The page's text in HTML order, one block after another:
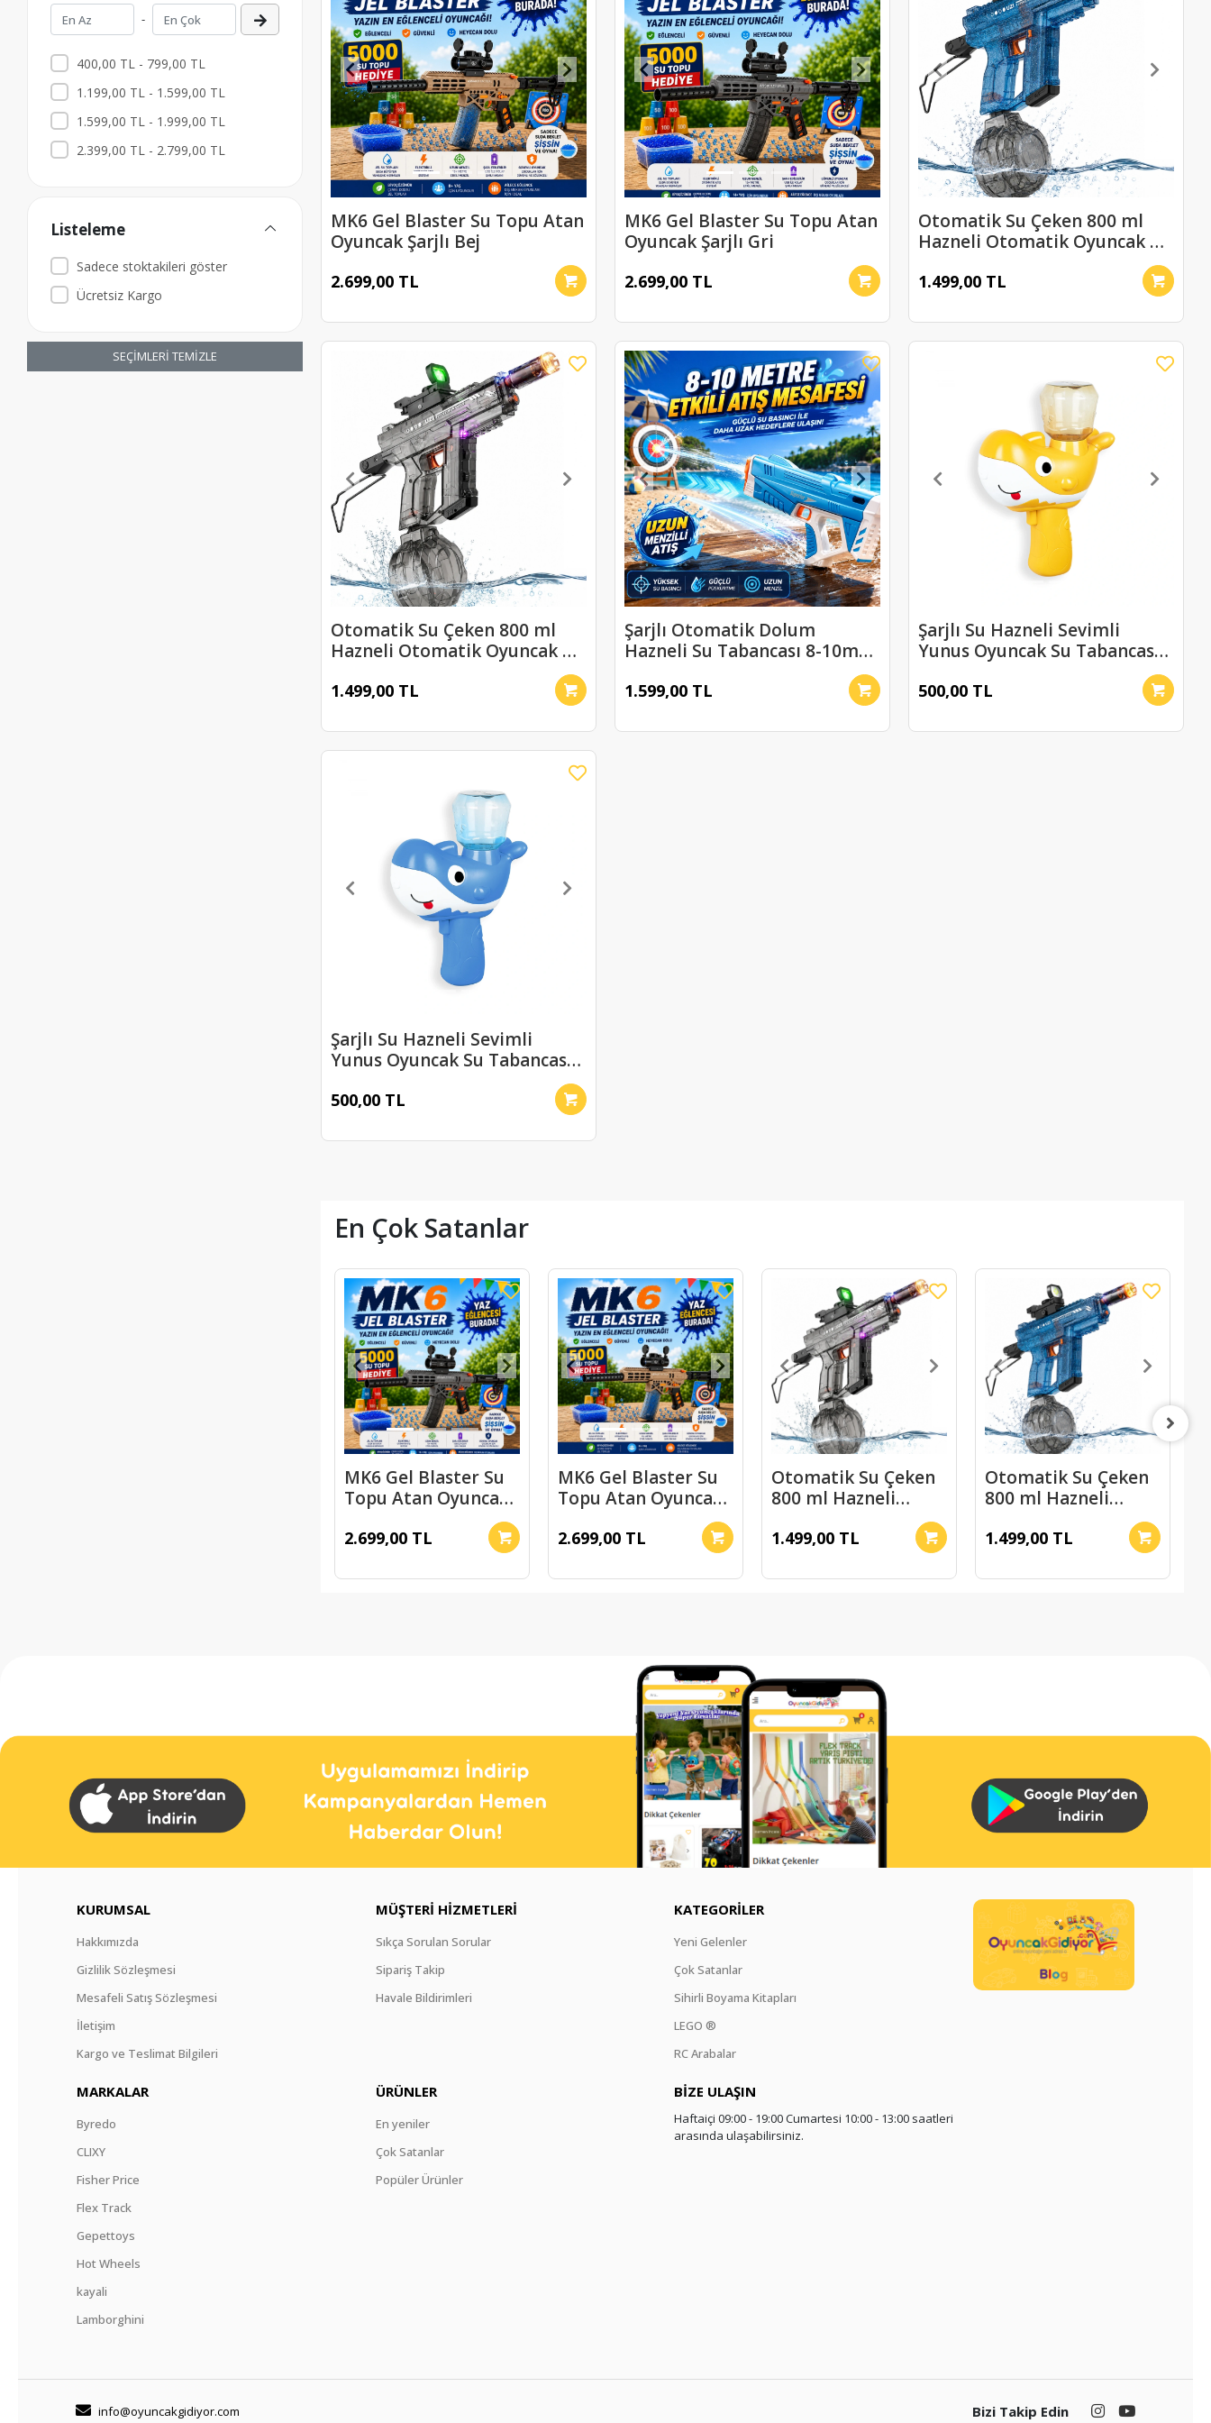
-
400,00 TL - 799,00 TL
1.199,00 TL - 1.599,00 TL
1.599,00 TL - 1.999,00 TL
2.399,00 TL - 2.799,00 TL
Listeleme
Sadece stoktakileri göster
Ücretsiz Kargo
SEÇİMLERİ TEMİZLE
MK6 Gel Blaster Su Topu Atan
Oyuncak Şarjlı Bej
2.699,00 TL
MK6 Gel Blaster Su Topu Atan
Oyuncak Şarjlı Gri
2.699,00 TL
Otomatik Su Çeken 800 ml
Hazneli Otomatik Oyuncak Su
1.499,00 TL
Otomatik Su Çeken 800 ml
Hazneli Otomatik Oyuncak Su
1.499,00 TL
Şarjlı Otomatik Dolum
Hazneli Su Tabancası 8-10m
1.599,00 TL
Şarjlı Su Hazneli Sevimli
Yunus Oyuncak Su Tabancası
500,00 TL
Şarjlı Su Hazneli Sevimli
Yunus Oyuncak Su Tabancası
500,00 TL
En Çok Satanlar
MK6 Gel Blaster Su
Topu Atan Oyuncak
2.699,00 TL
MK6 Gel Blaster Su
Topu Atan Oyuncak
2.699,00 TL
Otomatik Su Çeken
800 ml Hazneli
Otomatik Oyuncak
Su Tabancası
1.499,00 TL
Otomatik Su Çeken
800 ml Hazneli
Otomatik Oyuncak
Su Tabancası
1.499,00 TL
KURUMSAL
Hakkımızda
Gizlilik Sözleşmesi
Mesafeli Satış Sözleşmesi
İletişim
Kargo ve Teslimat Bilgileri
MÜŞTERİ HİZMETLERİ
Sıkça Sorulan Sorular
Sipariş Takip
Havale Bildirimleri
KATEGORİLER
Yeni Gelenler
Çok Satanlar
Sihirli Boyama Kitapları
LEGO ®
RC Arabalar
MARKALAR
Byredo
CLIXY
Fisher Price
Flex Track
Gepettoys
Hot Wheels
kayali
Lamborghini
ÜRÜNLER
En yeniler
Çok Satanlar
Popüler Ürünler
BİZE ULAŞIN
Haftaiçi 09:00 - 19:00 Cumartesi 10:00 - 13:00 saatleri
arasında ulaşabilirsiniz.
info@oyuncakgidiyor.com Bizi Takip Edin